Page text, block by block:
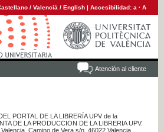
/ Valencià / English | Accesibilidad: a · A
Atención al cliente
PORTAL DE LA LIBRERÍA UPV de la
DE LA PRODUCCION DE LA LIBRERIA UPV.
Camino de Vera s/n, 46022 Valencia.